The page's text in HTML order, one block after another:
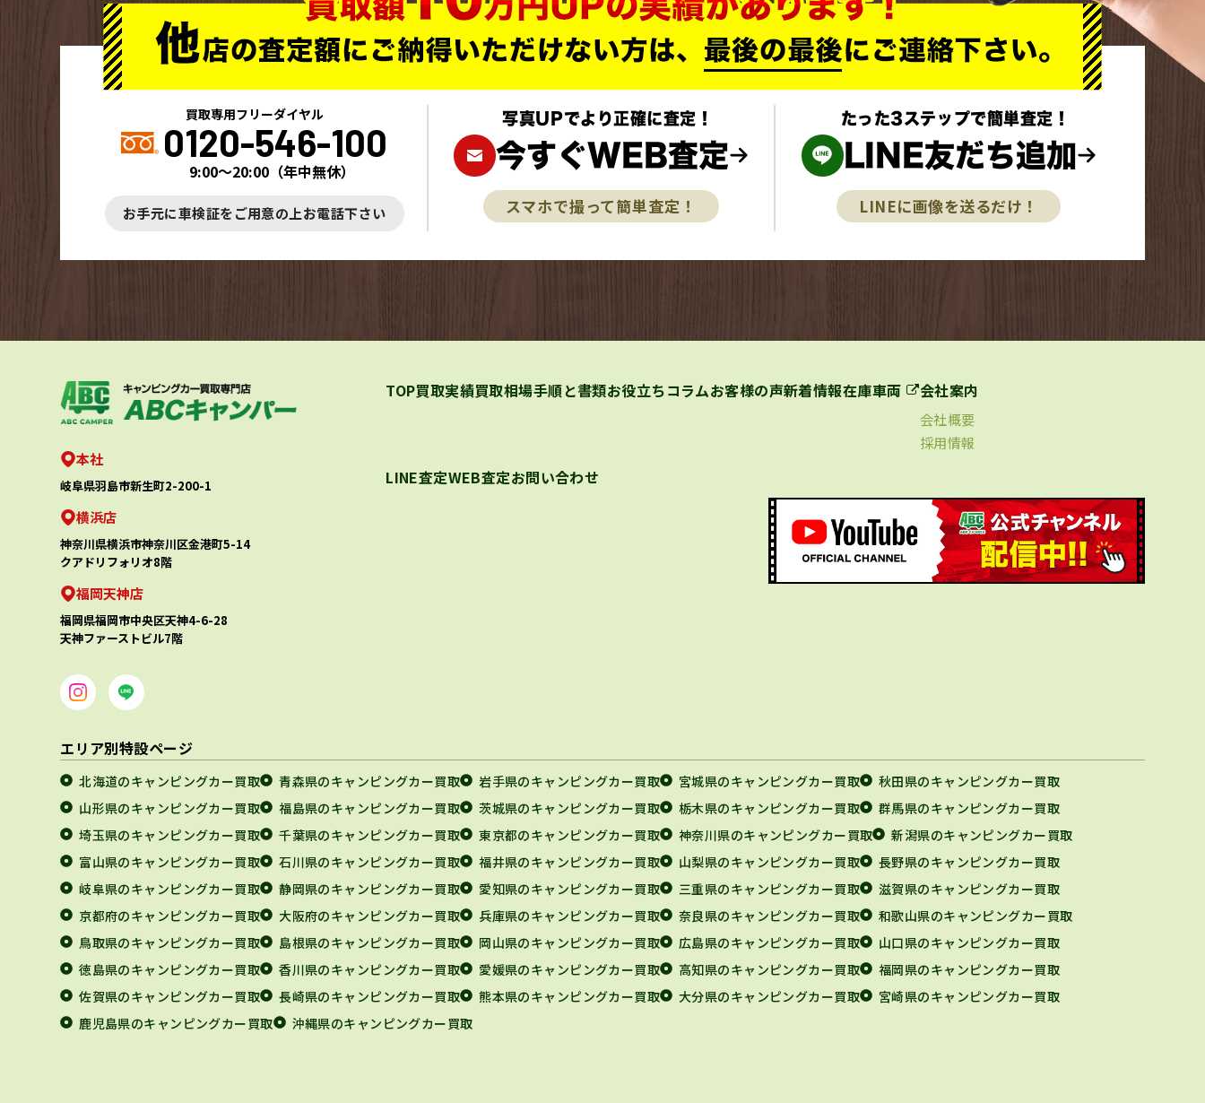
買取専用フリーダイヤル
0120-546-100
9:00～20:00 （年中無休）
お手元に車検証をご用意の上お電話下さい
写真UPでより正確に査定！
今すぐWEB査定
スマホで撮って簡単査定！
たった3ステップで簡単査定！
LINE友だち追加
LINEに画像を送るだけ！
本社
岐阜県羽島市新生町2-200-1
横浜店
神奈川県横浜市神奈川区金港町5-14
クアドリフォリオ8階
福岡天神店
福岡県福岡市中央区天神4-6-28
天神ファーストビル7階
TOP買取実績買取相場手順と書類お役立ちコラムお客様の声新着情報在庫車両 会社案内
会社概要
採用情報
LINE査定WEB査定お問い合わせ
エリア別特設ページ
北海道のキャンピングカー買取 青森県のキャンピングカー買取 岩手県のキャンピングカー買取 宮城県のキャンピングカー買取
秋田県のキャンピングカー買取
山形県のキャンピングカー買取
福島県のキャンピングカー買取 茨城県のキャンピングカー買取 栃木県のキャンピングカー買取
群馬県のキャンピングカー買取
埼玉県のキャンピングカー買取
千葉県のキャンピングカー買取 東京都のキャンピングカー買取 神奈川県のキャンピングカー買取
新潟県のキャンピングカー買取
富山県のキャンピングカー買取
石川県のキャンピングカー買取 福井県のキャンピングカー買取 山梨県のキャンピングカー買取
長野県のキャンピングカー買取
岐阜県のキャンピングカー買取
静岡県のキャンピングカー買取 愛知県のキャンピングカー買取 三重県のキャンピングカー買取
滋賀県のキャンピングカー買取
京都府のキャンピングカー買取
大阪府のキャンピングカー買取 兵庫県のキャンピングカー買取 奈良県のキャンピングカー買取
和歌山県のキャンピングカー買取
鳥取県のキャンピングカー買取
島根県のキャンピングカー買取 岡山県のキャンピングカー買取 広島県のキャンピングカー買取
山口県のキャンピングカー買取
徳島県のキャンピングカー買取
香川県のキャンピングカー買取 愛媛県のキャンピングカー買取 高知県のキャンピングカー買取
福岡県のキャンピングカー買取
佐賀県のキャンピングカー買取
長崎県のキャンピングカー買取 熊本県のキャンピングカー買取 大分県のキャンピングカー買取
宮崎県のキャンピングカー買取
鹿児島県のキャンピングカー買取
沖縄県のキャンピングカー買取